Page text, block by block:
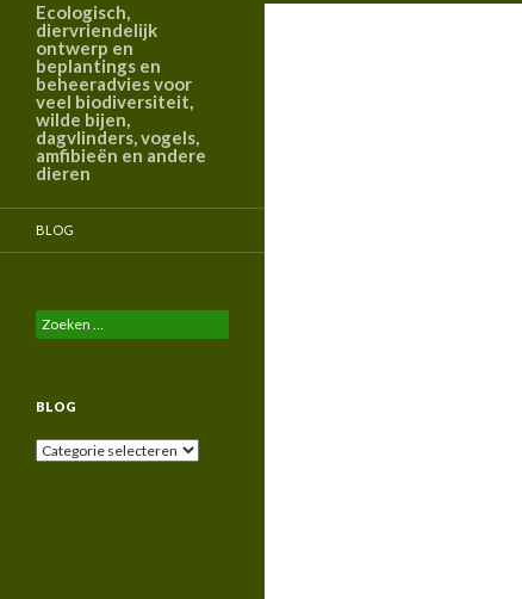
Ecologisch,
diervriendelijk
ontwerp en
beplantings en
beheeradvies voor
veel biodiversiteit,
wilde bijen,
dagvlinders, vogels,
amfibieën en andere
dieren
BLOG
Zoeken
naar:
BLOG
Blog